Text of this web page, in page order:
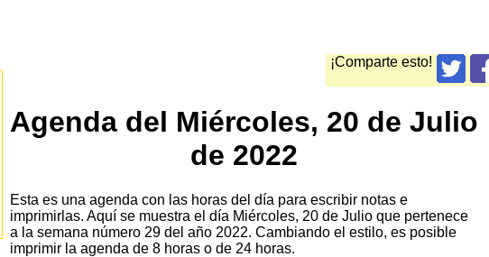
¡Comparte esto!
Agenda del Miércoles, 20 de Julio
de 2022
Esta es una agenda con las horas del día para escribir notas e
imprimirlas. Aquí se muestra el día Miércoles, 20 de Julio que pertenece
a la semana número 29 del año 2022. Cambiando el estilo, es posible
imprimir la agenda de 8 horas o de 24 horas.